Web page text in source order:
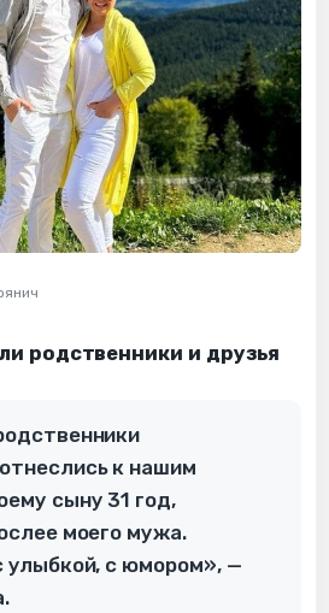
родственники и друзья
к нашим
сыну 31 год,
моего мужа.
улыбкой, с юмором», —